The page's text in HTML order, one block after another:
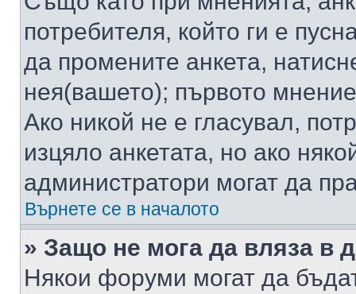
потребителя, който ги е
да промените анкета,
нея(вашето); първото
Ако никой не е гласувал,
изцяло анкетата, но ако
администратори могат да
Върнете се в началото
» Защо не мога да вляза в
Някои форуми могат да